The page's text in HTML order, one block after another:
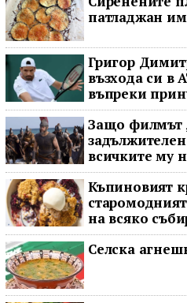
патладжан
Григор
възхода си в
въпреки
Защо филмът
всичките му
Къпиновият
на всяко
Селска